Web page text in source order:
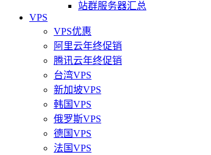
站群服务器汇总
VPS
VPS优惠
阿里云年终促销
腾讯云年终促销
台湾VPS
新加坡VPS
韩国VPS
俄罗斯VPS
德国VPS
法国VPS